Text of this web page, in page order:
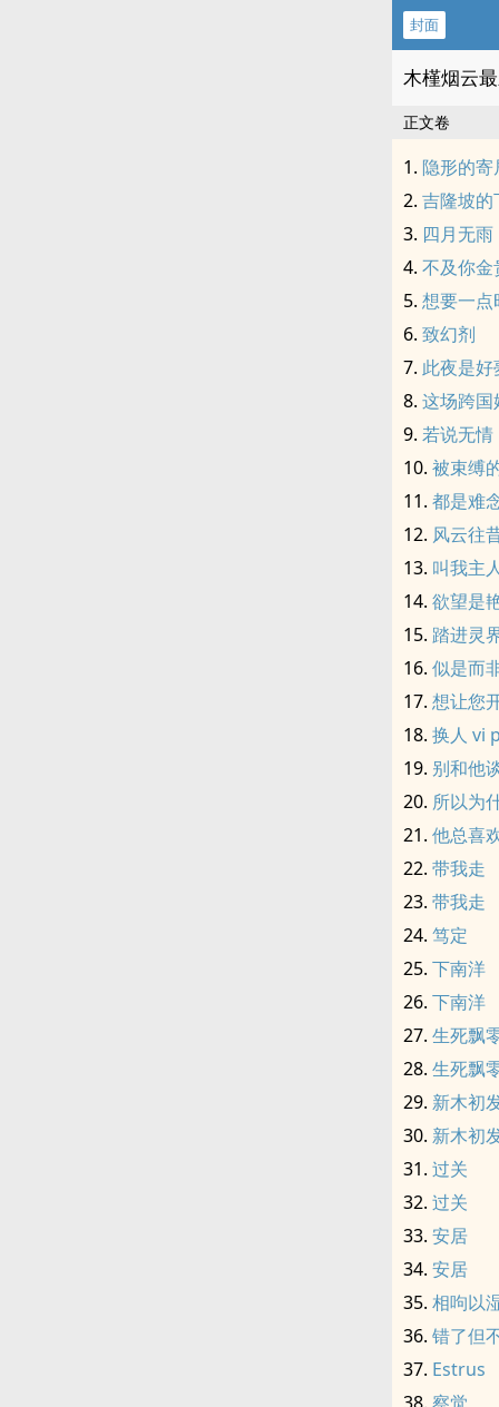
封面
木槿烟云
正文卷
隐形的寄
吉隆坡的
四月无雨
不及你金
想要一点
致幻剂
此夜是好
这场跨国
若说无情
被束缚
都是难
风云往
叫我主人
欲望是
踏进灵
似是而
想让您
换人 vi
别和他
所以为
他总喜
带我走
带我走
笃定
下南洋
下南洋
生死飘
生死飘
新木初
新木初
过关
过关
安居
安居
相呴以
错了但
Estrus